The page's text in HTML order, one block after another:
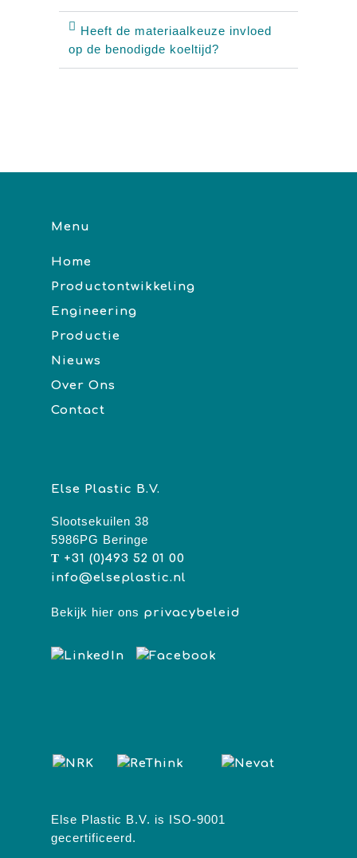
Heeft de materiaalkeuze invloed
op de benodigde koeltijd?
Menu
Home
Productontwikkeling
Engineering
Productie
Nieuws
Over Ons
Contact
Else Plastic B.V.
Slootsekuilen 38
5986PG Beringe
T +31 (0)493 52 01 00
info@elseplastic.nl
Bekijk hier ons privacybeleid
Else Plastic B.V. is ISO-9001
gecertificeerd.